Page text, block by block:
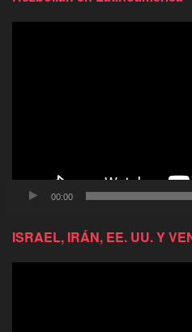
00:00
ISRAEL, IRÁN, EE. UU. Y